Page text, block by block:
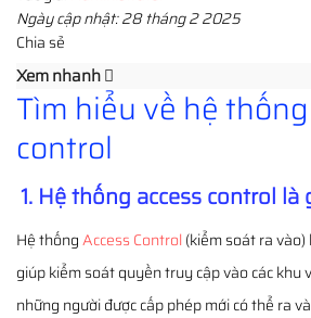
Ngày cập nhật: 28 tháng 2 2025
Chia sẻ
Xem nhanh
Tìm hiểu về hệ
control
1. Hệ thống access control là
Hệ thốngAccess Control(kiểm soát ra
giúp kiểm soát quyền truy cập vào các khu
những người được cấp phép mới có thể ra